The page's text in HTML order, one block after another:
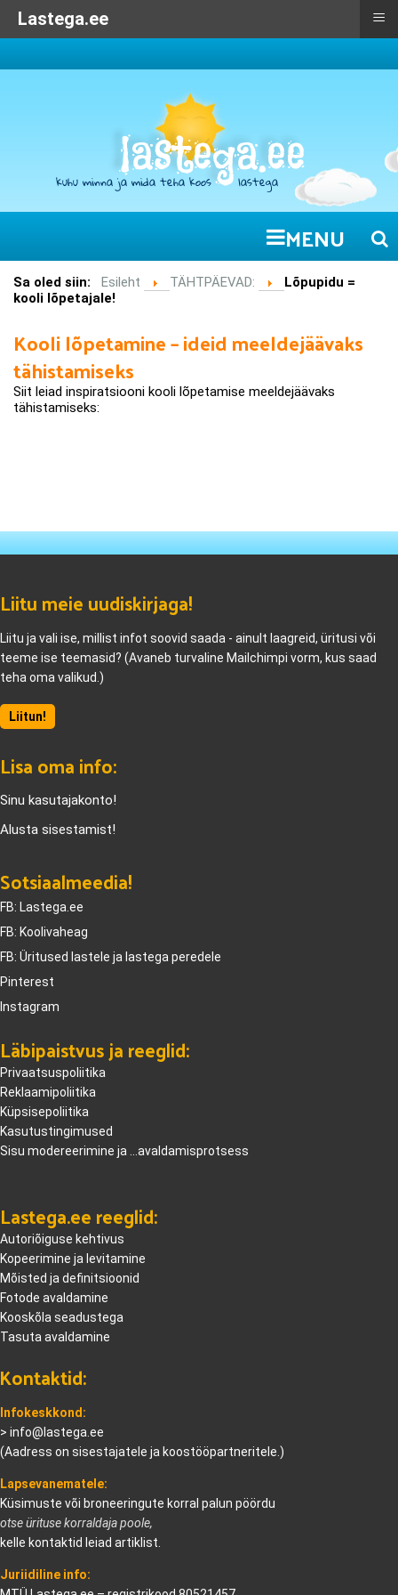
MENU
Sa oled siin: Esileht TÄHTPÄEVAD:
Lõpupidu =
kooli lõpetajale!
Kooli lõpetamine – ideid meeldejäävaks
tähistamiseks
Siit leiad inspiratsiooni kooli lõpetamise meeldejäävaks
tähistamiseks:
Liitu meie uudiskirjaga!
Liitu ja vali ise, millist infot soovid saada - ainult laagreid, üritusi või
teeme ise teemasid? (Avaneb turvaline Mailchimpi vorm, kus saad
teha oma valikud.)
Liitun!
Lisa oma info:
Sinu kasutajakonto!
Alusta sisestamist!
Sotsiaalmeedia!
FB: Lastega.ee
FB: Koolivaheag
FB: Üritused lastele ja lastega peredele
Pinterest
Instagram
Läbipaistvus ja reeglid:
Privaatsuspoliitika
Reklaamipoliitika
Küpsisepoliitika
Kasutustingimused
Sisu modereerimine ja ...avaldamisprotsess
Lastega.ee reeglid:
Autoriõiguse kehtivus
Kopeerimine ja levitamine
Mõisted ja definitsioonid
Fotode avaldamine
Kooskõla seadustega
Tasuta avaldamine
Kontaktid:
Infokeskkond:
> info@lastega.ee
(Aadress on sisestajatele ja koostööpartneritele.)
Lapsevanematele:
Küsimuste või broneeringute korral palun pöördu
otse ürituse korraldaja poole,
kelle kontaktid leiad artiklist.
Juriidiline info:
Kuhu minna lastega: ≡
Lastega.ee ≡